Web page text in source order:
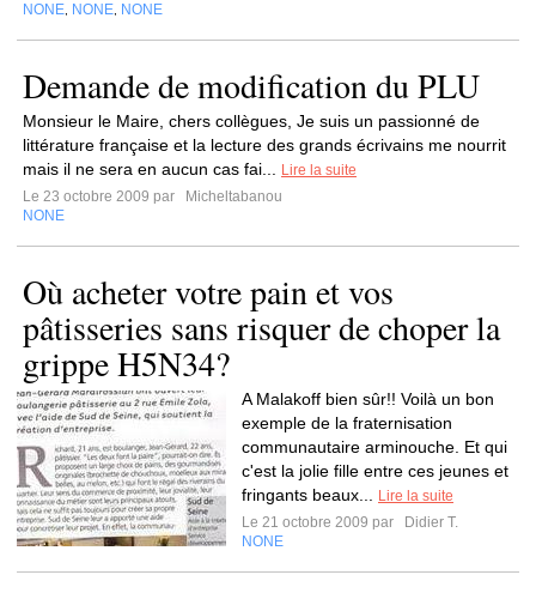
NONE NONE NONE
Demande de modification du PLU
Monsieur le Maire, chers collègues, Je suis un passionné de
littérature française et la lecture des grands écrivains me nourrit
mais il ne sera en aucun cas fai...
Lire la suite
Le 23 octobre 2009 par
Micheltabanou
NONE
Où acheter votre pain et vos
pâtisseries sans risquer de choper la
grippe H5N34?
A Malakoff bien sûr!! Voilà un bon
exemple de la fraternisation
communautaire arminouche. Et qui
c'est la jolie fille entre ces jeunes et
fringants beaux...
Lire la suite
Le 21 octobre 2009 par
Didier T.
NONE